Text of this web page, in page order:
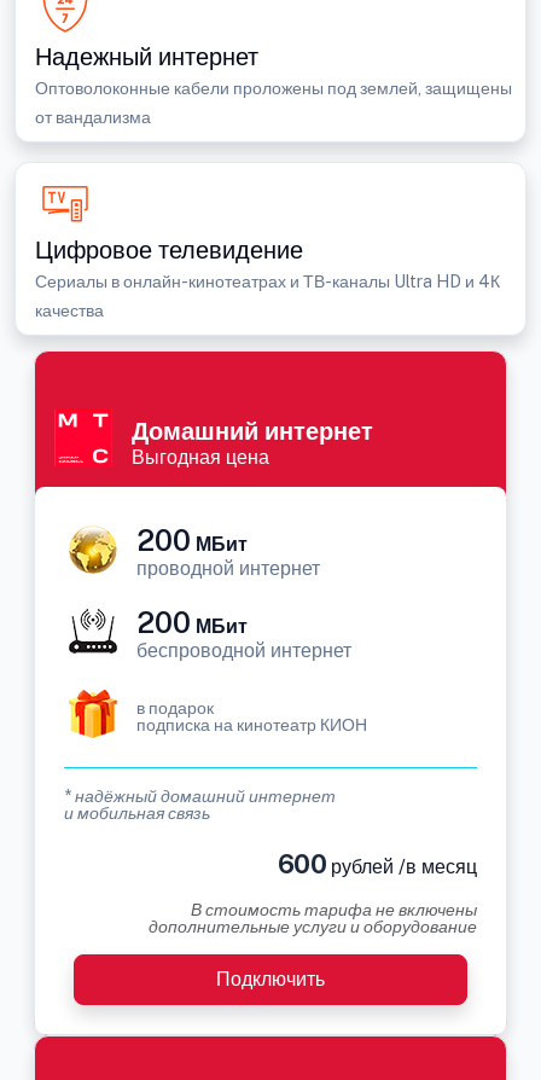
Надежный интернет
Оптоволоконные кабели проложены под землей, защищены
от вандализма
Цифровое телевидение
Сериалы в онлайн-кинотеатрах и ТВ-каналы Ultra HD и 4К
качества
Домашний интернет
Выгодная цена
200 МБит
проводной интернет
200 МБит
беспроводной интернет
в подарок
подписка на кинотеатр КИОН
* надёжный домашний интернет
и мобильная связь
600 рублей /в месяц
В стоимость тарифа не включены
дополнительные услуги и оборудование
Подключить